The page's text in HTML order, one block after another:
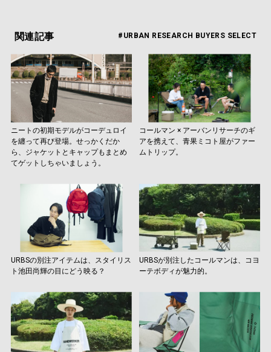
関連記事 #URBAN RESEARCH BUYERS SELECT
ニートの初期モデルがコーデュロイ
を纏って再び登場。せっかくだか
ら、ジャケットとキャップもまとめ
てゲットしちゃいましょう。
コールマン × アーバンリサーチのギ
アを携えて、青果ミコト屋がファー
ムトリップ。
URBSの別注アイテムは、スタイリス
ト池田尚輝の目にどう映る？
URBSが別注したコールマンは、コヨ
ーテボディが魅力的。